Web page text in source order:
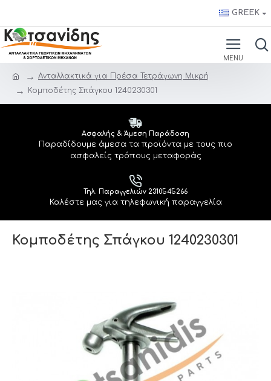
GREEK
Ανταλλακτικά για Πρέσα Τετράγωνη Μικρή
Κομποδέτης Σπάγκου 1240230301
Ασφαλής & Άμεση Παράδοση
Παραδίδουμε άμεσα τα προϊόντα με τους πιο
ασφαλείς τρόπους μεταφοράς
Τηλ. Παραγγελιών 2310545266
Καλέστε μας για τηλεφωνική παραγγελία
Κομποδέτης Σπάγκου 1240230301